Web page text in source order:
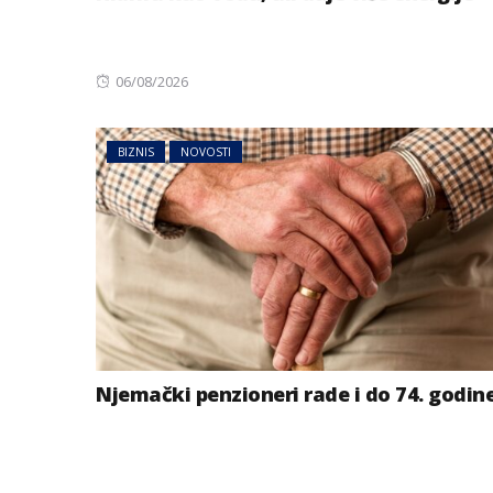
Posted
06/08/2026
BIZNIS NOVOSTI
Njemački penzioneri rade i do 74.